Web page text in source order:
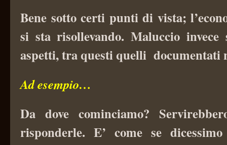
Bene sotto certi punti di vista;
si sta risollevando. Maluccio
aspetti, tra questi quelli documentati
Ad esempio…
Da dove cominciamo?
risponderle. E’ come se